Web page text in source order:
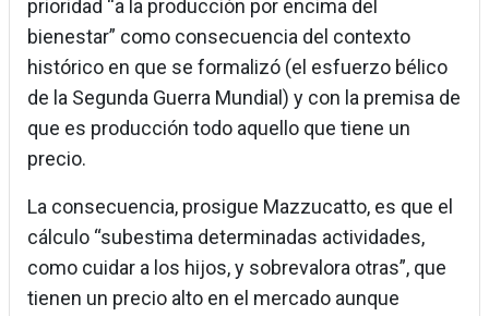
prioridad “a la producción por encima del
bienestar” como consecuencia del contexto
histórico en que se formalizó (el esfuerzo bélico
de la Segunda Guerra Mundial) y con la premisa de
que es producción todo aquello que tiene un
precio.
La consecuencia, prosigue Mazzucatto, es que el
cálculo “subestima determinadas actividades,
como cuidar a los hijos, y sobrevalora otras”, que
tienen un precio alto en el mercado aunque